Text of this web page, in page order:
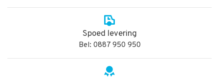
Spoed levering
Bel: 0887 950 950